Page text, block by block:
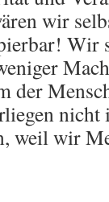
wir
Wir
der
weil wir